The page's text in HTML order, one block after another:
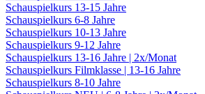
Schauspielkurs 13-15 Jahre
Schauspielkurs 6-8 Jahre
Schauspielkurs 10-13 Jahre
Schauspielkurs 9-12 Jahre
Schauspielkurs 13-16 Jahre | 2x/Monat
Schauspielkurs Filmklasse | 13-16 Jahre
Schauspielkurs 8-10 Jahre